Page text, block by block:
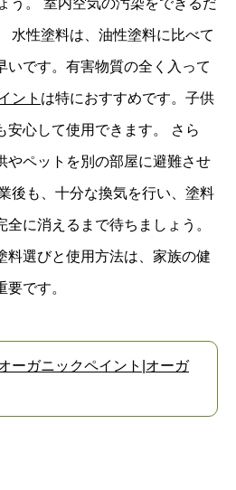
水性塗料は、油性塗料に比べて
いです。有害物質の全く入って
ント は特におすすめです。子供
安心して使用できます。 さら
やペットを別の部屋に避難させ
後も、十分な換気を行い、塗料
に消えるまで待ちましょう。
料選びと使用方法は、家族の健
です。
ーガニックペイント|オーガ